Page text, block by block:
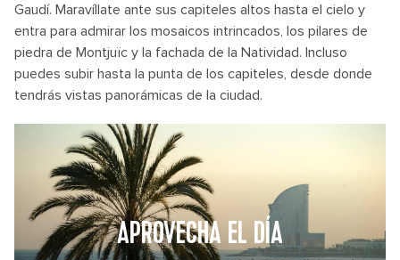
Gaudí. Maravíllate ante sus capiteles altos hasta el cielo y
entra para admirar los mosaicos intrincados, los pilares de
piedra de Montjuïc y la fachada de la Natividad. Incluso
puedes subir hasta la punta de los capiteles, desde donde
tendrás vistas panorámicas de la ciudad.
APROVECHA EL DÍA